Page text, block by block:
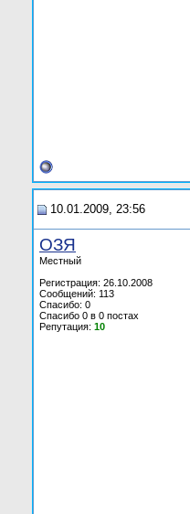
10.01.2009, 23:56
ОЗЯ
Местный
Регистрация: 26.10.2008
Сообщений: 113
Спасибо: 0
Спасибо 0 в 0 постах
Репутация: 10